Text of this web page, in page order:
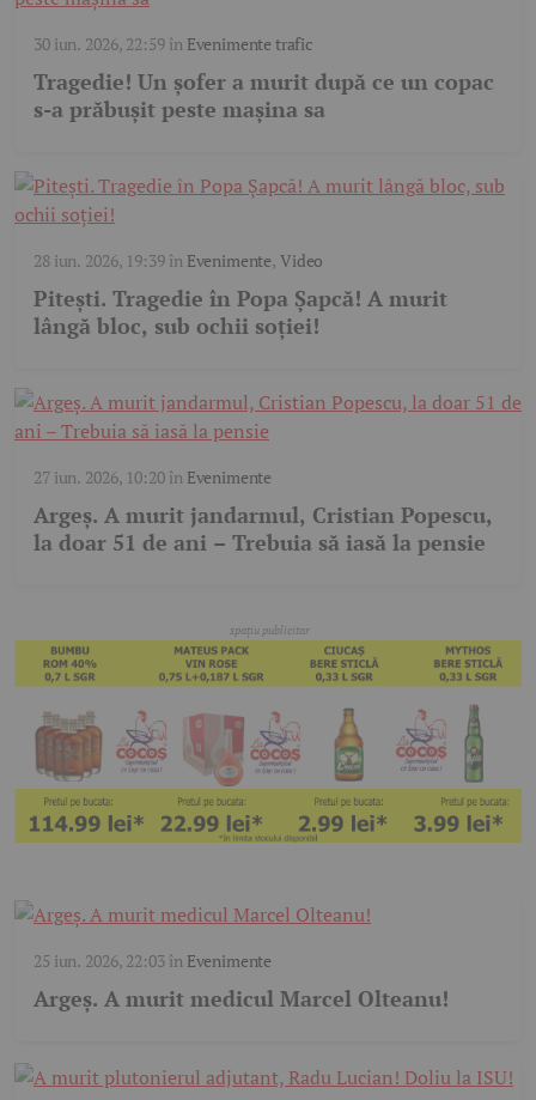
30 iun. 2026, 22:59în Evenimente trafic
Tragedie! Un șofer a murit după ce un copac
s-a prăbușit peste mașina sa
28 iun. 2026, 19:39în Evenimente,Video
Pitești. Tragedie în Popa Șapcă! A murit
lângă bloc, sub ochii soției!
27 iun. 2026, 10:20în Evenimente
Argeș. A murit jandarmul, Cristian Popescu,
la doar 51 de ani – Trebuia să iasă la pensie
25 iun. 2026, 22:03în Evenimente
Argeș. A murit medicul Marcel Olteanu!